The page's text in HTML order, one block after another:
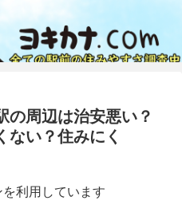
の周辺は治安悪い？
ない？住みにく
利用しています